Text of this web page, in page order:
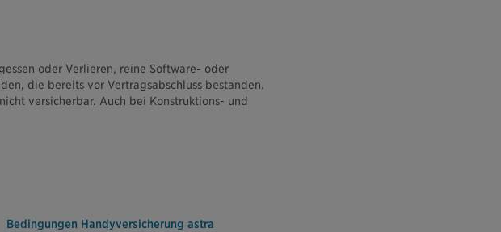
oder Verlieren, reine Software- oder
die bereits vor Vertragsabschluss bestanden.
versicherbar. Auch bei Konstruktions- und
Bedingungen Handyversicherung astra